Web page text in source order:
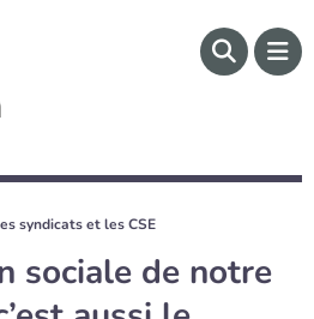
syndicats et les CSE
sociale de notre